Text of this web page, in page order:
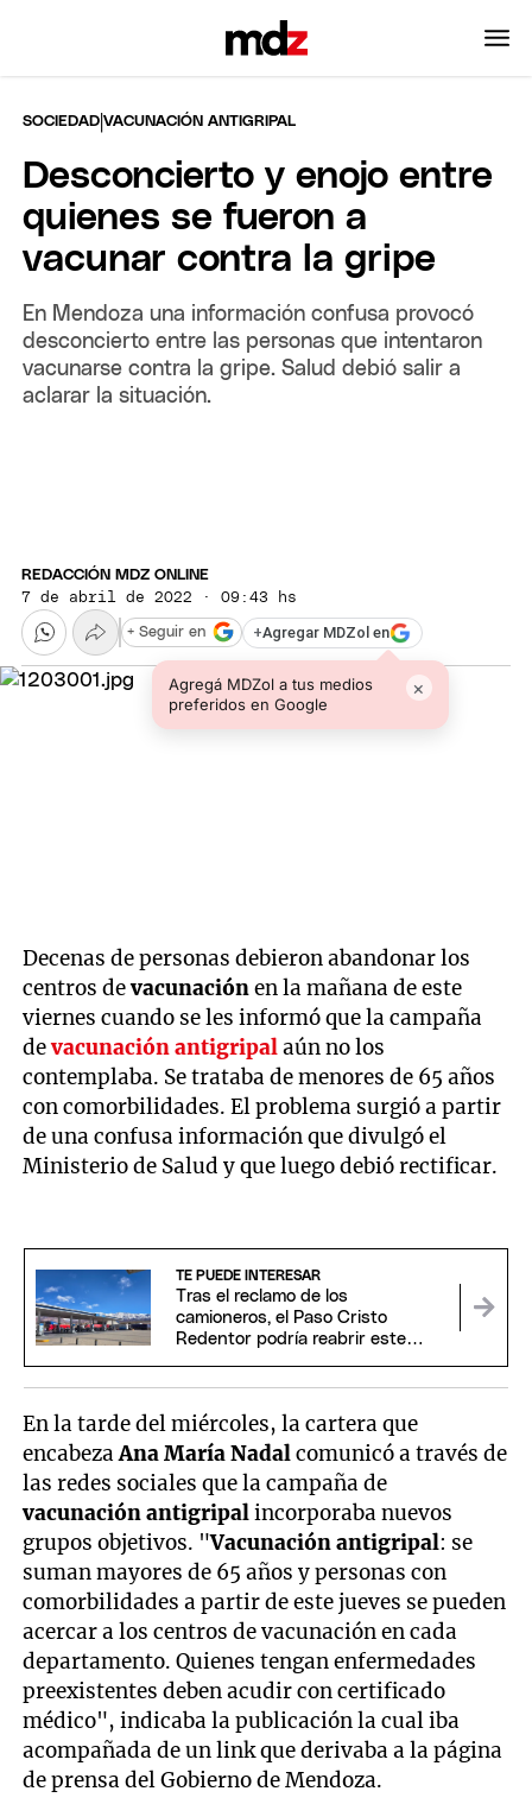
SOCIEDAD |VACUNACIÓN ANTIGRIPAL
Desconcierto y enojo entre
quienes se fueron a
vacunar contra la gripe
En Mendoza una información confusa provocó
desconcierto entre las personas que intentaron
vacunarse contra la gripe. Salud debió salir a
aclarar la situación.
REDACCIÓN MDZ ONLINE
7 de abril de 2022 · 09:43 hs
+Agregar MDZol en
Agregá MDZol a tus medios
preferidos en Google
×
+ Seguir en
Decenas de personas debieron abandonar los
centros devacunaciónen la mañana de este
viernes cuando se les informó que la campaña
devacunación antigripalaún no los
contemplaba. Se trataba de menores de 65 años
con comorbilidades. El problema surgió a partir
de una confusa información que divulgó el
Ministerio de Salud y que luego debió rectificar.
TE PUEDE INTERESAR
Tras el reclamo de los
camioneros, el Paso Cristo
Redentor podría reabrir este
En la tarde del miércoles, la cartera que
encabezaAna María Nadalcomunicó a través de
las redes sociales que la campaña de
vacunación antigripalincorporaba nuevos
grupos objetivos. "Vacunación antigripal: se
suman mayores de 65 años y personas con
comorbilidades a partir de este jueves se pueden
acercar a los centros de vacunación en cada
departamento. Quienes tengan enfermedades
preexistentes deben acudir con certificado
médico", indicaba la publicación la cual iba
acompañada de un link que derivaba a la página
de prensa del Gobierno de Mendoza.